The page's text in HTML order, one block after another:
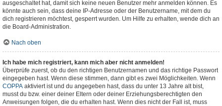
ausgeschaltet hat, damit sich keine neuen Benutzer mehr anmelden können. Es
könnte auch sein, dass deine IP-Adresse oder der Benutzername, mit dem du
dich registrieren möchtest, gesperrt wurden. Um Hilfe zu erhalten, wende dich an
die Board-Administration.
Nach oben
Ich habe mich registriert, kann mich aber nicht anmelden!
Überprüfe zuerst, ob du den richtigen Benutzernamen und das richtige Passwort
eingegeben hast. Wenn diese stimmen, dann gibt es zwei Möglichkeiten. Wenn
COPPA aktiviert ist und du angegeben hast, dass du unter 13 Jahre alt bist,
musst du bzw. einer deiner Eltern oder deiner Erziehungsberechtigten den
Anweisungen folgen, die du erhalten hast. Wenn dies nicht der Fall ist, muss